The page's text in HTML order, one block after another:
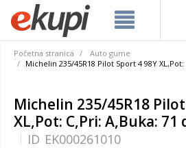
Početna stranica
Auto gume
Michelin 235/45R18 Pilot Sport 4 98Y XL,Pot:
Michelin 235/45R18
XL,Pot: C,Pri: A,Buka: 71
ID EK000261010